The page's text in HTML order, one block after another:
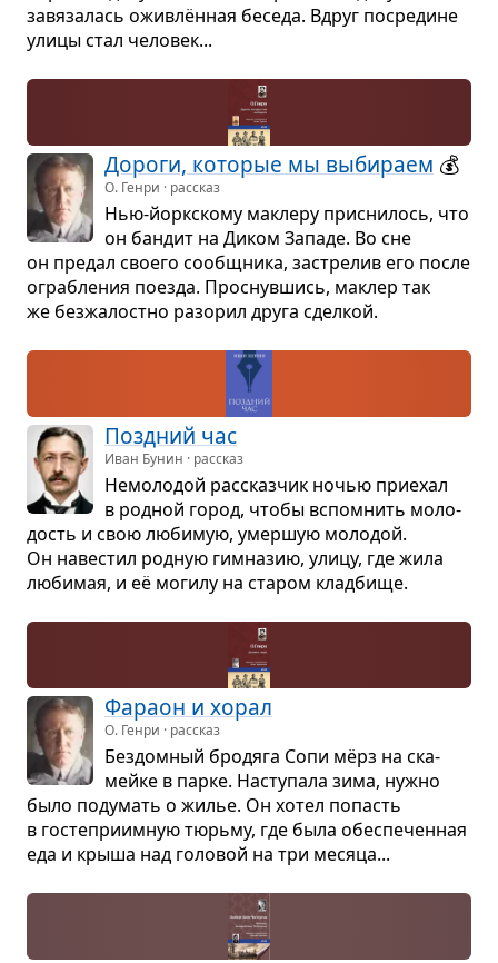
завя­за­лась ожив­лён­ная беседа. Вдруг посре­дине
улицы стал чело­век...
Дороги, кото­рые мы выби­раем 💰
О. Генри · рассказ
Нью-йорк­скому маклеру при­сни­лось, что
он бан­дит на Диком Западе. Во сне
он пре­дал сво­его сообщ­ника, застре­лив его после
ограб­ле­ния поезда. Про­снув­шись, маклер так
же без­жа­лостно разо­рил друга сдел­кой.
Позд­ний час
Иван Бунин · рассказ
Немо­ло­дой рас­сказ­чик ночью при­е­хал
в род­ной город, чтобы вспо­мнить моло­
дость и свою люби­мую, умер­шую моло­дой.
Он наве­стил род­ную гим­на­зию, улицу, где жила
люби­мая, и её могилу на ста­ром клад­бище.
Фараон и хорал
О. Генри · рассказ
Без­дом­ный бро­дяга Сопи мёрз на ска­
мейке в парке. Насту­пала зима, нужно
было поду­мать о жилье. Он хотел попасть
в госте­при­им­ную тюрьму, где была обес­пе­чен­ная
еда и крыша над голо­вой на три месяца...